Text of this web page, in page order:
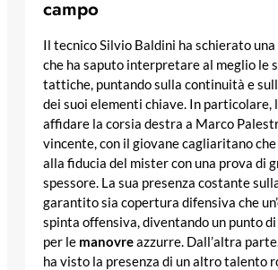
campo
Il tecnico Silvio Baldini ha schierato
che ha saputo interpretare al meglio le
tattiche, puntando sulla continuità e
dei suoi elementi chiave. In particolare,
affidare la corsia destra a Marco
vincente, con il giovane cagliaritano
alla fiducia del mister con una prova di
spessore. La sua presenza costante
garantito sia copertura difensiva che
spinta offensiva, diventando un punto
per le manovreazzurre. Dall’altra
ha visto la presenza di un altro talento